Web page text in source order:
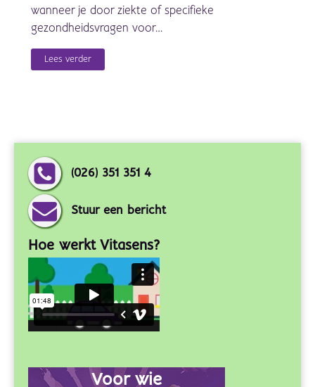
wanneer je door ziekte of specifieke
gezondheidsvragen voor…
Lees verder
(026) 351 351 4
Stuur een bericht
Hoe werkt Vitasens?
Voor wie